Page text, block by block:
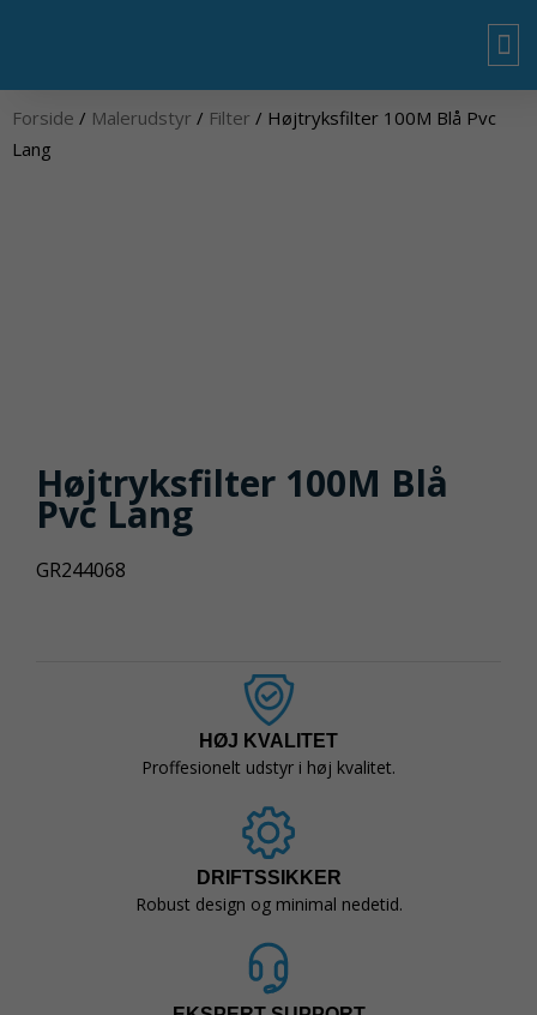
Forside / Malerudstyr / Filter / Højtryksfilter 100M Blå Pvc
Lang
Højtryksfilter 100M Blå
Pvc Lang
GR244068
HØJ KVALITET
Proffesionelt udstyr i høj kvalitet.
DRIFTSSIKKER
Robust design og minimal nedetid.